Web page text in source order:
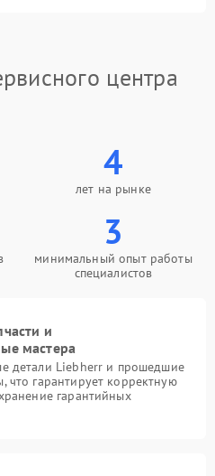
центра
4
лет на рынке
3
минимальный опыт работы
специалистов
и
мастера
детали Liebherr и прошедшие
что гарантирует корректную
гарантийных